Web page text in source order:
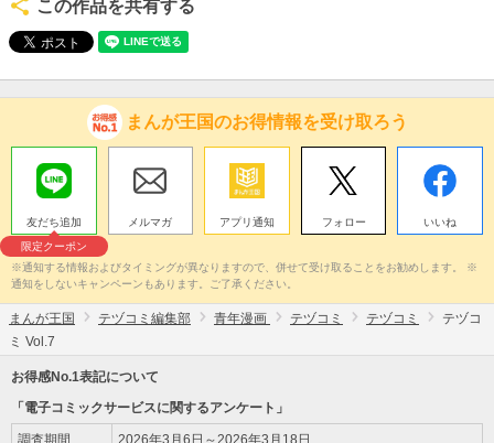
この作品を共有する
まんが王国のお得情報を受け取ろう
友だち追加
限定クーポン
メルマガ アプリ通知 フォロー いいね
※通知する情報およびタイミングが異なりますので、併せて受け取ることをお勧めします。 ※
通知をしないキャンペーンもあります。ご了承ください。
まんが王国 テヅコミ編集部 青年漫画 テヅコミ テヅコミ
テヅコ
ミ Vol.7
お得感No.1表記について
「電子コミックサービスに関するアンケート」
調査期間 2026年3月6日～2026年3月18日